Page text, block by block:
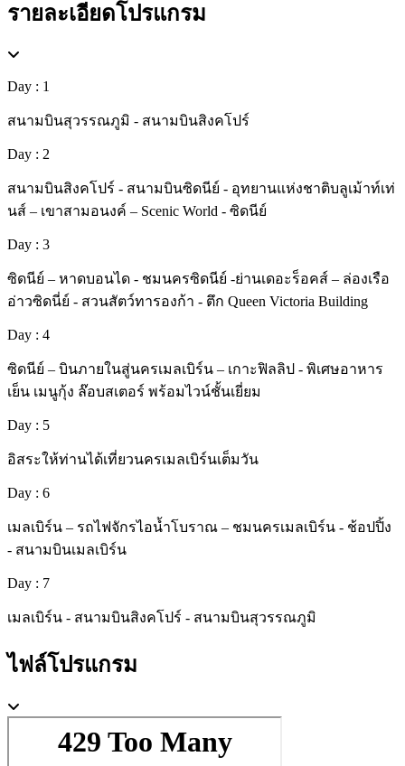
รายละเอียดโปรแกรม
Day : 1
สนามบินสุวรรณภูมิ - สนามบินสิงคโปร์
Day : 2
สนามบินสิงคโปร์ - สนามบินซิดนีย์ - อุทยานแห่งชาติบลูเม้าท์เท่
นส์ – เขาสามอนงค์ – Scenic World - ซิดนีย์
Day : 3
ซิดนีย์ – หาดบอนได - ชมนครซิดนีย์ -ย่านเดอะร็อคส์ – ล่องเรือ
อ่าวซิดนี่ย์ - สวนสัตว์ทารองก้า - ตึก Queen Victoria Building
Day : 4
ซิดนีย์ – บินภายในสู่นครเมลเบิร์น – เกาะฟิลลิป - พิเศษอาหาร
เย็น เมนูกุ้ง ล๊อบสเตอร์ พร้อมไวน์ชั้นเยี่ยม
Day : 5
อิสระให้ท่านได้เที่ยวนครเมลเบิร์นเต็มวัน
Day : 6
เมลเบิร์น – รถไฟจักรไอน้ำโบราณ – ชมนครเมลเบิร์น - ช้อปปิ้ง
- สนามบินเมลเบิร์น
Day : 7
เมลเบิร์น - สนามบินสิงคโปร์ - สนามบินสุวรรณภูมิ
ไฟล์โปรแกรม